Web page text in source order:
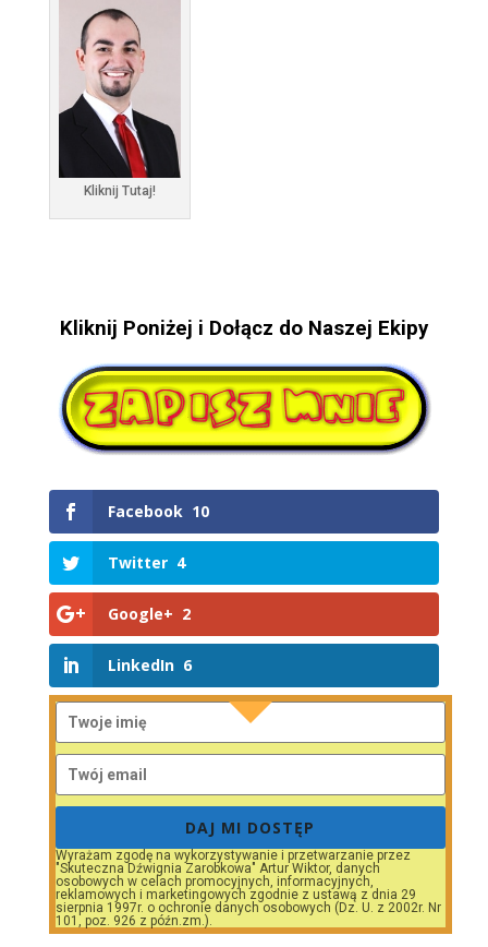
Kliknij Tutaj!
Kliknij Poniżej i Dołącz do Naszej Ekipy
Facebook 10
Twitter 4
Google+ 2
LinkedIn 6
DAJ MI DOSTĘP
Wyrażam zgodę na wykorzystywanie i przetwarzanie przez
"Skuteczna Dźwignia Zarobkowa" Artur Wiktor, danych
osobowych w celach promocyjnych, informacyjnych,
reklamowych i marketingowych zgodnie z ustawą z dnia 29
sierpnia 1997r. o ochronie danych osobowych (Dz. U. z 2002r. Nr
101, poz. 926 z późn.zm.).